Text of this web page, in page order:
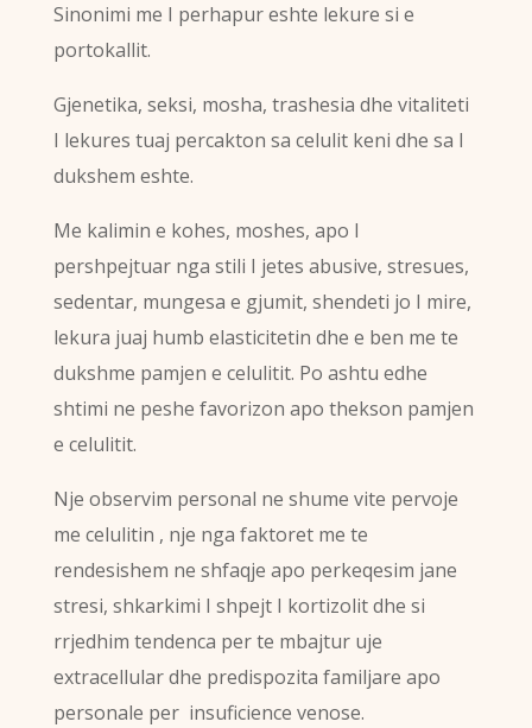
Sinonimi me I perhapur eshte lekure si e
portokallit.
Gjenetika, seksi, mosha, trashesia dhe vitaliteti
I lekures tuaj percakton sa celulit keni dhe sa I
dukshem eshte.
Me kalimin e kohes, moshes, apo I
pershpejtuar nga stili I jetes abusive, stresues,
sedentar, mungesa e gjumit, shendeti jo I mire,
lekura juaj humb elasticitetin dhe e ben me te
dukshme pamjen e celulitit. Po ashtu edhe
shtimi ne peshe favorizon apo thekson pamjen
e celulitit.
Nje observim personal ne shume vite pervoje
me celulitin , nje nga faktoret me te
rendesishem ne shfaqje apo perkeqesim jane
stresi, shkarkimi I shpejt I kortizolit dhe si
rrjedhim tendenca per te mbajtur uje
extracellular dhe predispozita familjare apo
personale per insuficience venose.